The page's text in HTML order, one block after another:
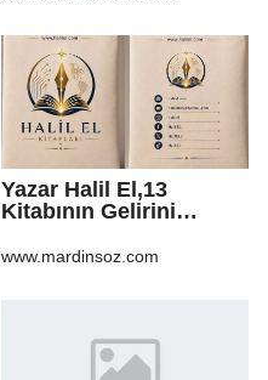
Yazar Halil El,13
Kitabının Gelirini
www.mardinsoz.com